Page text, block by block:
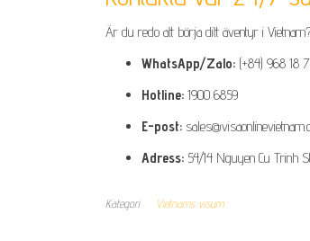
Är du redo att börja ditt äventyr i
WhatsApp/Zalo: (+84) 968 18
Hotline: 1900 6859
E-post:
Adress: 54/14 Nguyen Cu Trinh
Kategori Vietnams visum